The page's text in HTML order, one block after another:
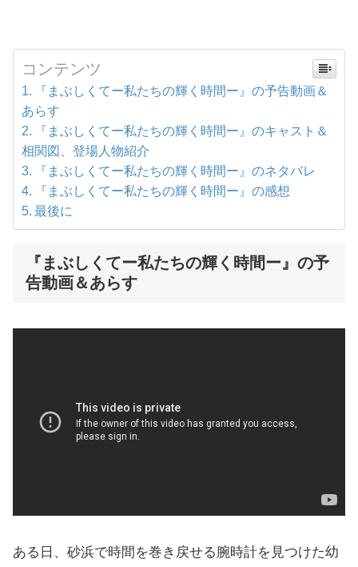
コンテンツ
『まぶしくてー私たちの輝く時間ー』の予告動画＆
あらす
『まぶしくてー私たちの輝く時間ー』のキャスト＆
相関図、登場人物紹介
『まぶしくてー私たちの輝く時間ー』のネタバレ
『まぶしくてー私たちの輝く時間ー』の感想
最後に
『まぶしくてー私たちの輝く時間ー』の予
告動画＆あらす
ある日、砂浜で時間を巻き戻せる腕時計を見つけた幼